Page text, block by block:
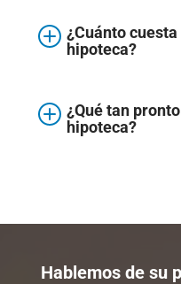
¿Cuánto
hipoteca?
¿Qué tan
hipoteca?
Hablemos de su